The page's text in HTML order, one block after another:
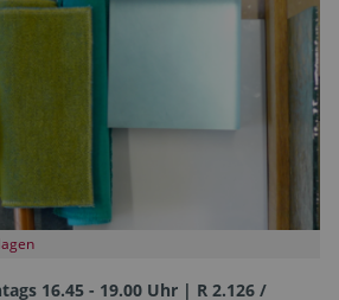
16.45 - 19.00 Uhr | R 2.126 /